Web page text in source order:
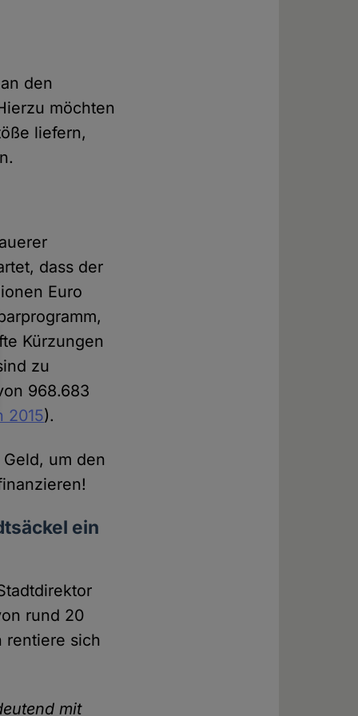
den
möchten
liefern,
dass der
Euro
Kürzungen
zu
968.683
2015).
um den
ein
rund 20
rentiere sich
mit